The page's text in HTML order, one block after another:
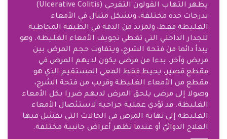
يظهر التهاب القولون التقرحي (Ulcerative Colitis)
بدرجات حدة مختلفة، وبشكل متتال في الأمعاء
الغليظة فقط، ولمزيد من الدقة في الطبقة المخاطية
للجدار الداخلي التي تغطي تجويف الأمعاء الغليظة. وهو
يبدأ دائما من فتحة الشرج، ويتفاوت حجم المرض بين
مريض وآخر. بدءا من مرضى يكون لديهم المرض في
مقطع قصير، يحيط فقط المعي المستقيم الذي هو
مقطع من الأمعاء الغليظة وقريب من فتحة الشرج،
وصولا إلى مرضى يلحق المرض لديهم ضررا بكل الأمعاء
الغليظة. قد تؤدي عملية جراحية لاستئصال الأمعاء
الغليظة إلى نهاية المرض في الحالات التي يفشل فيها
العلاج الدوائيّ أو عندما تظهر أعراض جانبية مختلفة.